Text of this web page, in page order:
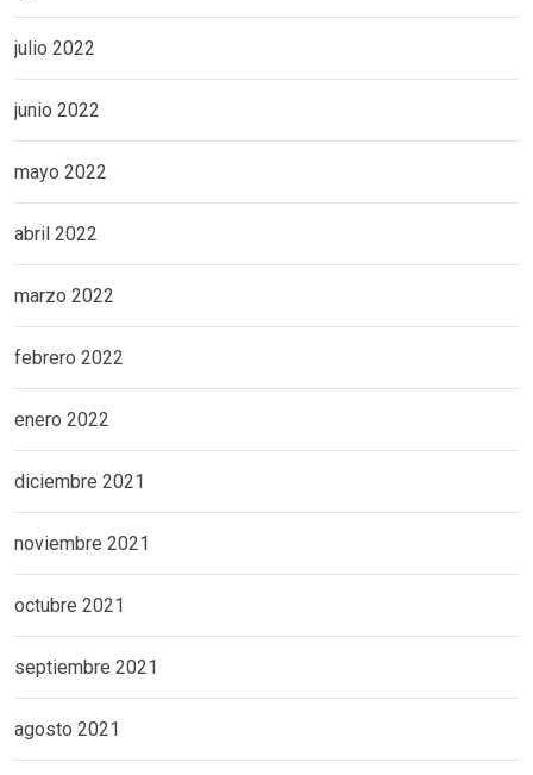
julio 2022
junio 2022
mayo 2022
abril 2022
marzo 2022
febrero 2022
enero 2022
diciembre 2021
noviembre 2021
octubre 2021
septiembre 2021
agosto 2021